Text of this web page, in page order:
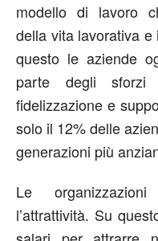
modello di lavoro
della vita lavorativa
questo le aziende
parte degli sforzi
fidelizzazione e
solo il 12% delle
generazioni più
Le
l’attrattività. Su